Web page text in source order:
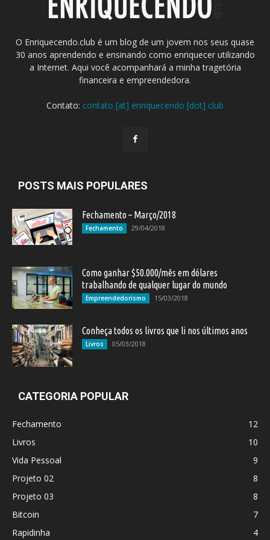
O Enriquecendo.club é um blog de um jovem nos seus quase
30 anos aprendendo e ensinando como enriquecer utilizando
a Internet. Aqui você acompanhará a minha tragetória
financeira e empreendedora.
Contato: contato [at] enriquecendo [dot] club
POSTS MAIS POPULARES
Fechamento – Março/2018
Fechamento 29/04/2018
Como ganhar $50.000/mês em dólares
trabalhando de qualquer lugar do mundo
Empreendedorismo 15/03/2018
Conheça todos os livros que li nos últimos anos
Livros 05/03/2018
CATEGORIA POPULAR
Fechamento
12
Livros
10
Vida Pessoal
9
Projeto 02
8
Projeto 03
8
Bitcoin
7
Rapidinha
4